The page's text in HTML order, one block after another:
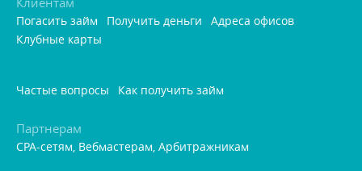
Погасить займ Получить деньги
Адреса офисо
Клубные карты
Частые вопросы Как получить займ
Партнерам
CPA-сетям, Вебмастерам, Арбитражникам